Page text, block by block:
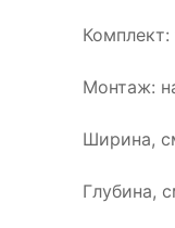
Монтаж:
Ширина,
Глубина,